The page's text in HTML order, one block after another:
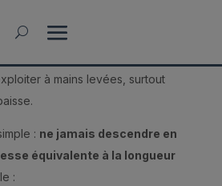
flou de bougé. C’est pour cette
à mains levées, surtout
: ne jamais descendre en
équivalente à la longueur
: